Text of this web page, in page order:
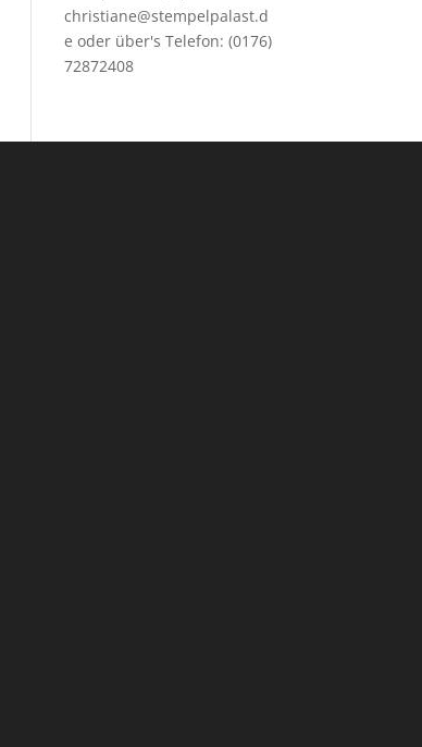
christiane@stempelpalast.d
e oder über's Telefon: (0176)
72872408